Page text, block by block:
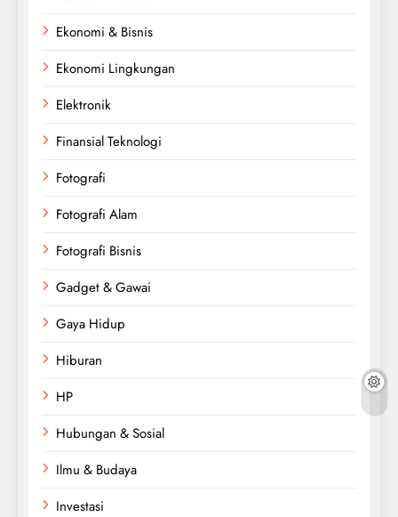
Ekonomi & Bisnis
Ekonomi Lingkungan
Elektronik
Finansial Teknologi
Fotografi
Fotografi Alam
Fotografi Bisnis
Gadget & Gawai
Gaya Hidup
Hiburan
HP
Hubungan & Sosial
Ilmu & Budaya
Investasi